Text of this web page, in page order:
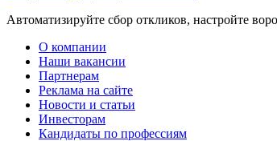
Автоматизируйте сбор откликов, настройте
О компании
Наши вакансии
Партнерам
Реклама на сайте
Новости и статьи
Инвесторам
Кандидаты по профессиям